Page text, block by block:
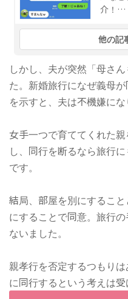
介！…
他の記
しかし、夫が突然「母さ
た。新婚旅行になぜ義母
を示すと、夫は不機嫌にな
女手一つで育ててくれた
し、同行を断るなら旅行
です。
結局、部屋を別にするこ
にすることで同意。旅行
ないました。
親孝行を否定するつもり
に同行するという考えは受